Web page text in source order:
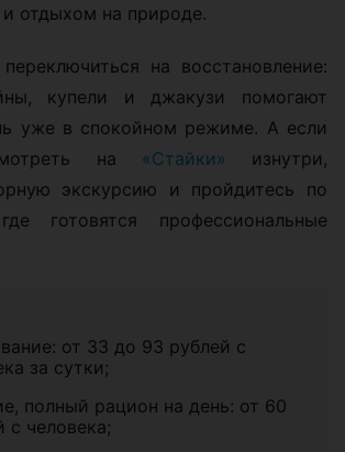
отдыхом на природе.
на восстановление:
купели и джакузи помогают
уже в спокойном режиме. А если
на «Стайки» изнутри,
экскурсию и пройдитесь по
готовятся профессиональные
от 33 до 93 рублей с
за сутки;
полный рацион на день: от 60
с человека;